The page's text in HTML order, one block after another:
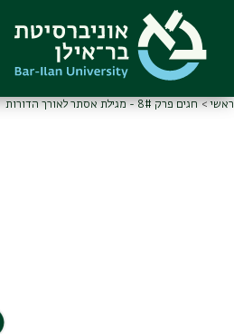
main
content
ראשי חגים פרק 8# - מגילת אסתר לאורך הדורות